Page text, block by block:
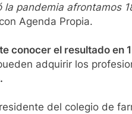
pandemia afrontamos
Agenda Propia.
conocer el resultado en
adquirir los
del colegio de